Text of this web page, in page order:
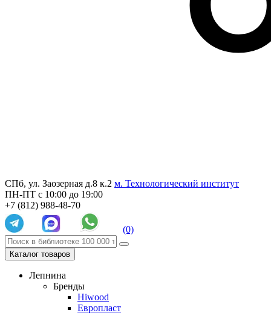
СПб, ул. Заозерная д.8 к.2 м. Технологический институт
ПН-ПТ с 10:00 до 19:00
+7 (812) 988-48-70
(0)
Каталог товаров
Лепнина
Бренды
Hiwood
Европласт